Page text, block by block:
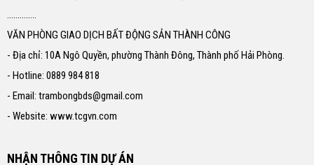
..............
VĂN PHÒNG GIAO DỊCH BẤT ĐỘNG SẢN THÀNH CÔNG
- Địa chỉ: 10A Ngô Quyền, phường Thành Đông, Thành phố Hải Phòng.
- Hotline: 0889 984 818
- Email: trambongbds@gmail.com
- Website: www.tcgvn.com
NHẬN THÔNG TIN DỰ ÁN